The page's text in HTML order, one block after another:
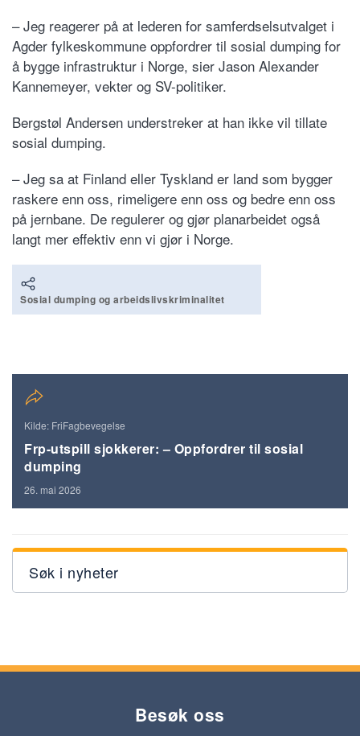
– Jeg reagerer på at lederen for samferdselsutvalget i
Agder fylkeskommune oppfordrer til sosial dumping for
å bygge infrastruktur i Norge, sier Jason Alexander
Kannemeyer, vekter og SV-politiker.
Bergstøl Andersen understreker at han ikke vil tillate
sosial dumping.
– Jeg sa at Finland eller Tyskland er land som bygger
raskere enn oss, rimeligere enn oss og bedre enn oss
på jernbane. De regulerer og gjør planarbeidet også
langt mer effektiv enn vi gjør i Norge.
Sosial dumping og arbeidslivskriminalitet
Kilde: FriFagbevegelse
Frp-utspill sjokkerer: – Oppfordrer til sosial
dumping
26. mai 2026
Søk i nyheter
Besøk oss